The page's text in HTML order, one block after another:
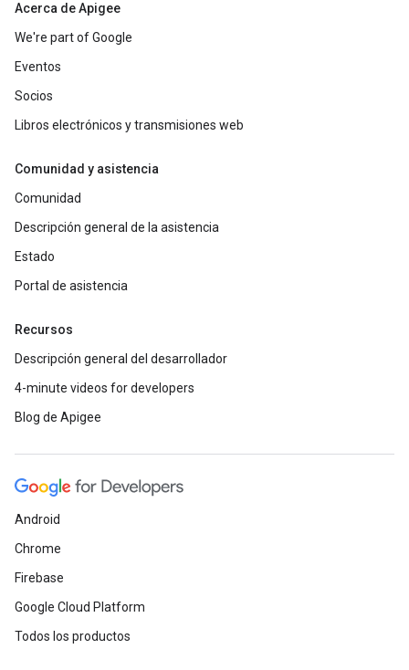
Acerca de Apigee
We're part of Google
Eventos
Socios
Libros electrónicos y transmisiones web
Comunidad y asistencia
Comunidad
Descripción general de la asistencia
Estado
Portal de asistencia
Recursos
Descripción general del desarrollador
4-minute videos for developers
Blog de Apigee
Android
Chrome
Firebase
Google Cloud Platform
Todos los productos